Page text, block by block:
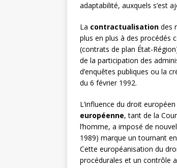
adaptabilité, auxquels s’est
La contractualisation des
plus en plus à des procédés
(contrats de plan État-
de la participation des
d’enquêtes publiques ou la
du 6 février 1992.
L’influence du droit
européenne, tant de la
l’homme, a imposé de
1989) marque un tournant
Cette européanisation du
procédurales et un contrôle